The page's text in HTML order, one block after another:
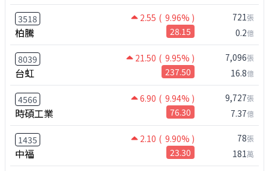
3518 2.55 ( 9.96% )
柏騰 28.15
721張
0.2億
8039 21.50 ( 9.95% )
台虹 237.50
7,096張
16.8億
4566 6.90 ( 9.94% )
時碩工業 76.30
9,727張
7.37億
1435 2.10 ( 9.90% )
中福 23.30
78張
181萬